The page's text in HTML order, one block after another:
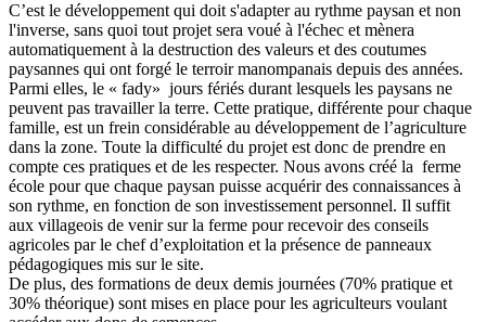
C’est le développement qui doit s'adapter au rythme paysan et non
l'inverse, sans quoi tout projet sera voué à l'échec et mènera
automatiquement à la destruction des valeurs et des coutumes
paysannes qui ont forgé le terroir manompanais depuis des années.
Parmi elles, le « fady» jours fériés durant lesquels les paysans ne
peuvent pas travailler la terre. Cette pratique, différente pour chaque
famille, est un frein considérable au développement de l’agriculture
dans la zone. Toute la difficulté du projet est donc de prendre en
compte ces pratiques et de les respecter. Nous avons créé la ferme
école pour que chaque paysan puisse acquérir des connaissances à
son rythme, en fonction de son investissement personnel. Il suffit
aux villageois de venir sur la ferme pour recevoir des conseils
agricoles par le chef d’exploitation et la présence de panneaux
pédagogiques mis sur le site.
De plus, des formations de deux demis journées (70% pratique et
30% théorique) sont mises en place pour les agriculteurs voulant